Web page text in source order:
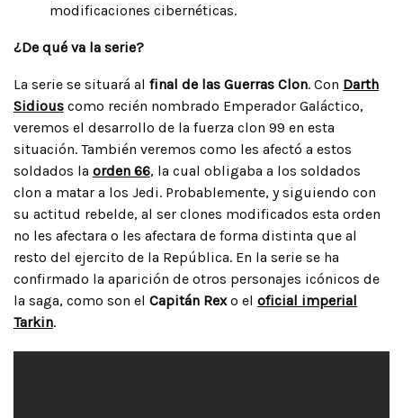
modificaciones cibernéticas.
¿De qué va la serie?
La serie se situará al final de las Guerras Clon. Con Darth
Sidious como recién nombrado Emperador Galáctico,
veremos el desarrollo de la fuerza clon 99 en esta
situación. También veremos como les afectó a estos
soldados la orden 66, la cual obligaba a los soldados
clon a matar a los Jedi. Probablemente, y siguiendo con
su actitud rebelde, al ser clones modificados esta orden
no les afectara o les afectara de forma distinta que al
resto del ejercito de la República. En la serie se ha
confirmado la aparición de otros personajes icónicos de
la saga, como son el Capitán Rexo el oficial imperial
Tarkin.